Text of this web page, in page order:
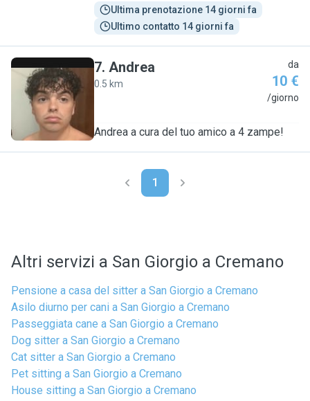
Ultima prenotazione 14 giorni fa
Ultimo contatto 14 giorni fa
A
7. Andrea
0.5 km
da
10 €
/giorno
Andrea a cura del tuo amico a 4 zampe!
1
Altri servizi a San Giorgio a Cremano
Pensione a casa del sitter a San Giorgio a Cremano
Asilo diurno per cani a San Giorgio a Cremano
Passeggiata cane a San Giorgio a Cremano
Dog sitter a San Giorgio a Cremano
Cat sitter a San Giorgio a Cremano
Pet sitting a San Giorgio a Cremano
House sitting a San Giorgio a Cremano